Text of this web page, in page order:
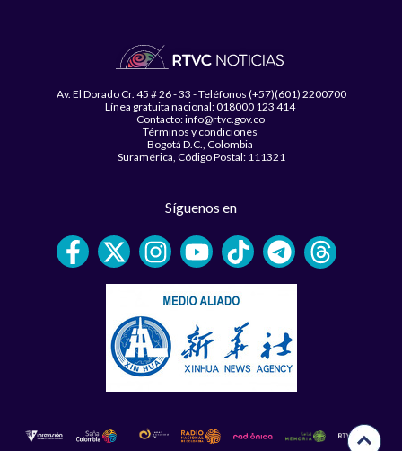
Av. El Dorado Cr. 45 # 26 - 33 - Teléfonos (+57)(601) 2200700
Línea gratuita nacional: 018000 123 414
Contacto: info@rtvc.gov.co
Términos y condiciones
Bogotá D.C., Colombia
Suramérica, Código Postal: 111321
Síguenos en